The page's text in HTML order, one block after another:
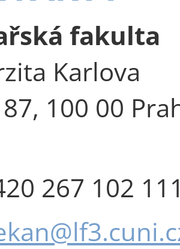
fakulta
Karlova
100 00
267 102